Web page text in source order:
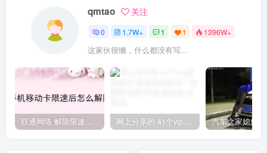
qmtao 关注
0 1.7W+ 1 1 1396W+
这家伙很懒，什么都没有写...
联通网络 解除限速方法参考！畅享、畅玩、老白干等及其它地区自测了 网上分享的 41个vip解析接口 有需要的拿去~ 免费看全网VIP会员视频